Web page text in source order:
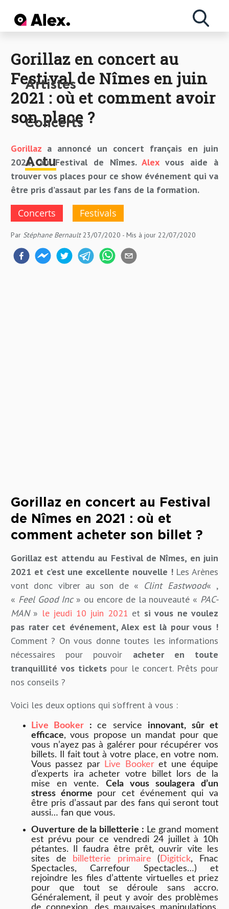
Artistes
Concerts
Actu
Actu Artistes
Gorillaz en concert au
Festival de Nîmes en juin
2021 : où et comment avoir
son place ?
Gorillaz a annoncé un concert français en juin
2021, au Festival de Nîmes.Alexvous aide à
trouver vos places pour ce show événement qui va
être pris d’assaut par les fans de la formation.
Concerts Festivals
Par Stéphane Bernault 23/07/2020 - Mis à jour 22/07/2020
Gorillaz en concert au Festival
de Nîmes en 2021 : où et
comment acheter son billet ?
Gorillaz est attendu au Festival de Nîmes, en juin
2021 et c’est une excellente nouvelle !Les Arènes
vont donc vibrer au son de « Clint Eastwood« ,
« Feel Good Inc» ou encore de la nouveauté « PAC-
MAN» le jeudi 10 juin 2021 et si vous ne voulez
pas rater cet événement, Alex est là pour vous !
Comment ? On vous donne toutes les informations
nécessaires pour pouvoir acheter en toute
tranquillité vos tickets pour le concert. Prêts pour
nos conseils ?
Voici les deux options qui s’offrent à vous :
Live Booker :ce service innovant, sûr et
efficace, vous propose un mandat pour que
vous n’ayez pas à galérer pour récupérer vos
billets. Il fait tout à votre place, en votre nom.
Vous passez par
Live Bookeret une équipe
d’experts ira acheter votre billet lors de la
mise en vente. Cela vous soulagera d’un
stress énorme pour cet événement qui va
être pris d’assaut par des fans qui seront tout
aussi… fan que vous.
Ouverture de la billetterie : Le grand moment
est prévu pour ce vendredi 24 juillet à 10h
pétantes. Il faudra être prêt, ouvrir vite les
sites de billetterie primaire ( Digitick, Fnac
Spectacles, Carrefour Spectacles…) et
rejoindre les files d’attente virtuelles et priez
pour que tout se déroule sans accro.
Généralement, il peut y avoir des problèmes